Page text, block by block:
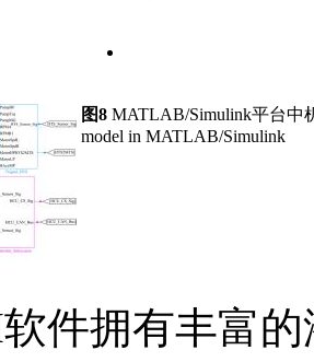
图8 MATLAB/Simulink平台中
model in MATLAB/Simulink
件拥有丰富